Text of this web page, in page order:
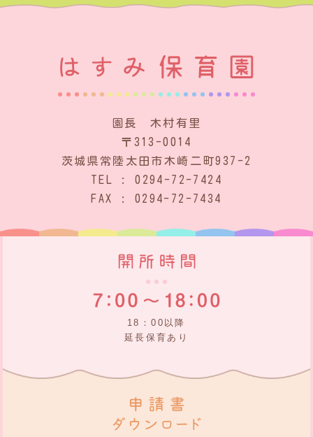
園長 木村有里
〒313-0014
茨城県常陸太田市木崎二町937-2
TEL : 0294-72-7424
FAX : 0294-72-7434
18：00以降
延長保育あり